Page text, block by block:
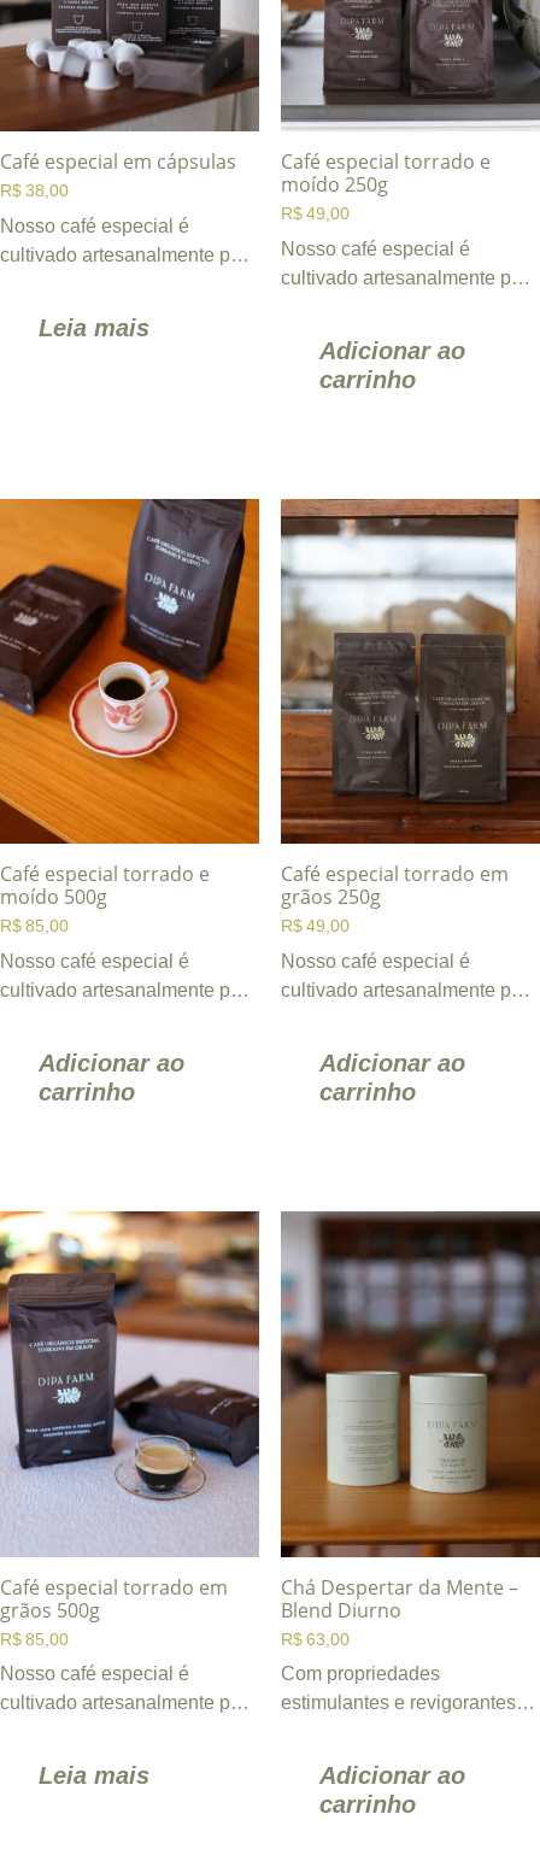
Café especial em cápsulas
R$ 38,00
Nosso café especial é
cultivado artesanalmente pela
Fazenda ...
Leia mais
Café especial torrado e
moído 250g
R$ 49,00
Nosso café especial é
cultivado artesanalmente pela
Fazenda ...
Adicionar ao
carrinho
Café especial torrado e
moído 500g
R$ 85,00
Nosso café especial é
cultivado artesanalmente pela
Fazenda ...
Adicionar ao
carrinho
Café especial torrado em
grãos 250g
R$ 49,00
Nosso café especial é
cultivado artesanalmente pela
Fazenda ...
Adicionar ao
carrinho
Café especial torrado em
grãos 500g
R$ 85,00
Nosso café especial é
cultivado artesanalmente pela
Fazenda ...
Leia mais
Chá Despertar da Mente –
Blend Diurno
R$ 63,00
Com propriedades
estimulantes e revigorantes
longo do dia. ...
Adicionar ao
carrinho